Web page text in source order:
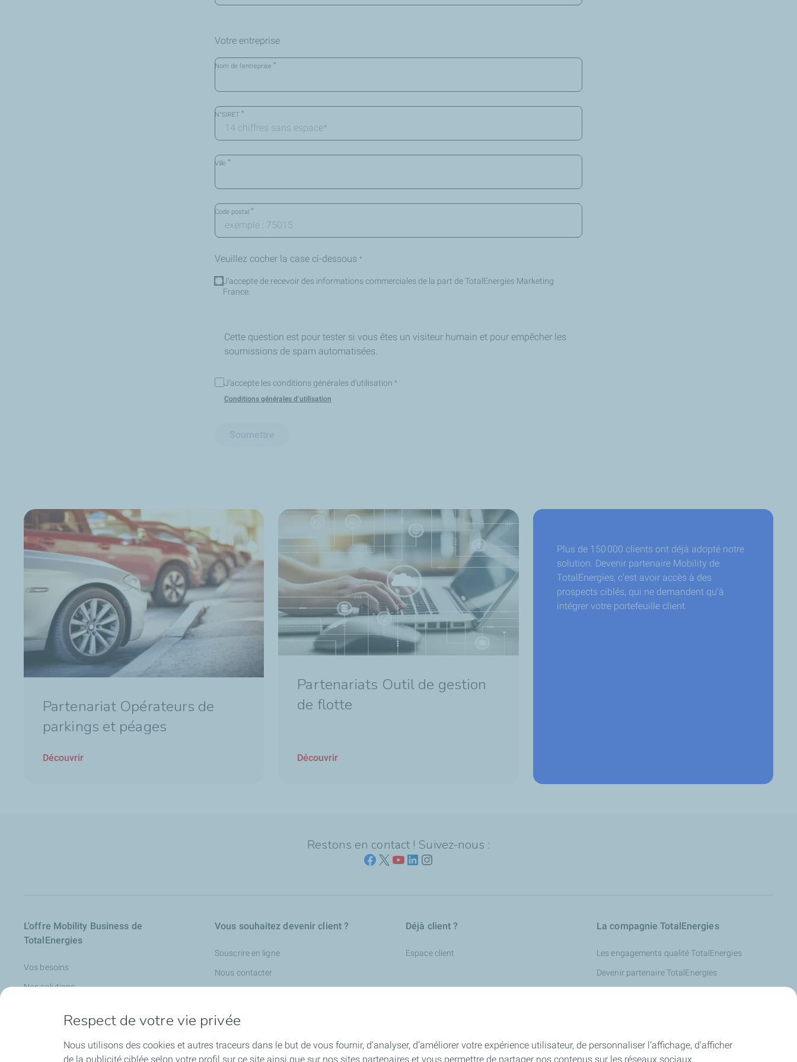
Votre entreprise
Nom de l'entreprise *
N°SIRET *
Ville *
Code postal *
Veuillez cocher la case ci-dessous *
J'accepte de recevoir des informations commerciales de la part de TotalEnergies Marketing
France.
Cette question est pour tester si vous êtes un visiteur humain et pour empêcher les
soumissions de spam automatisées.
J’accepte les conditions générales d’utilisation *
Conditions générales d’utilisation
Soumettre
Partenariat Opérateurs de
parkings et péages
Découvrir
Partenariats Outil de gestion
de flotte
Découvrir
Plus de 150 000 clients ont déjà adopté notre
solution. Devenir partenaire Mobility de
TotalEnergies, c’est avoir accès à des
prospects ciblés, qui ne demandent qu’à
intégrer votre portefeuille client.
Restons en contact ! Suivez-nous :
L'offre Mobility Business de
TotalEnergies
Vos besoins
Nos solutions
Nos partenaires
Vous souhaitez devenir client ?
Souscrire en ligne
Nous contacter
Déjà client ?
Espace client
La compagnie TotalEnergies
Les engagements qualité TotalEnergies
Devenir partenaire TotalEnergies
wash-totalenergies.fr
Respect de votre vie privée
Nous utilisons des cookies et autres traceurs dans le but de vous fournir, d’analyser, d’améliorer votre expérience utilisateur, de personnaliser l’affichage, d'afficher
de la publicité ciblée selon votre profil sur ce site ainsi que sur nos sites partenaires et vous permettre de partager nos contenus sur les réseaux sociaux.